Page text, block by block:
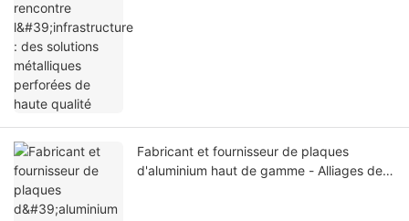
Fabricant et fournisseur de plaques
d'aluminium haut de gamme - Alliages de